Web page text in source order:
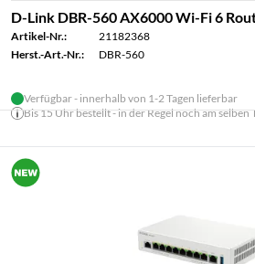
D-Link DBR-560 AX6000 Wi-Fi 6
Artikel-Nr.:
21182368
Herst.-Art.-Nr.:
DBR-560
Verfügbar - innerhalb von 1-2 Tagen lieferbar
Bis 15 Uhr bestellt - in der Regel noch am selben